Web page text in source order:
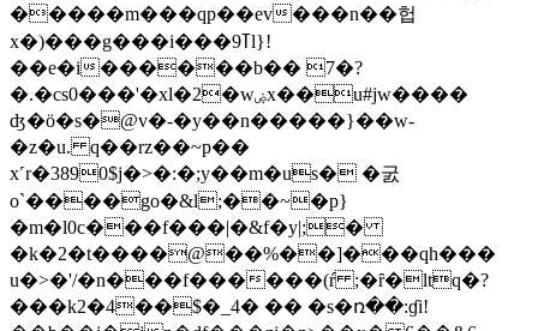
�����m���qp��ev���n��헙
x�)���g���i���9ߠl}!
��e�i������b�� 7�?
�.�cs0���'�xl�2�wۻx��u#jw����
ʤ�ö�s�@v�-�y��n�����}��w-
�z�u. q��rz��~p��
x˹r�3890$j�>�:�;y��m�us� �굸
o`����go�&l;��~�p}
�m�l0c���f���|�&f�y|;�
�k�2�t����@��%��]���qh���
u�>�'/�n���f������(ŕ ;�ȓ�ltq�?
���k2�4��$�_4� �� �s�ռ��:ɠi!